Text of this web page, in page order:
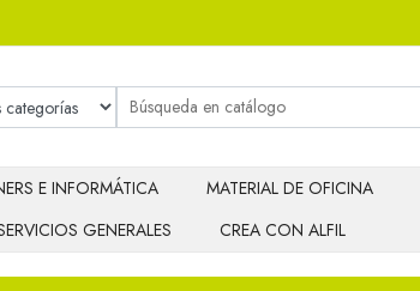
E INFORMÁTICA MATERIAL DE OFICINA
GENERALES CREA CON ALFIL